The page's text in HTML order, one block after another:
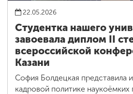
22.05.2026
Студентка нашего
завоевала диплом II
всероссийской
Казани
София Болдецкая представила
кадровой политике наукоёмких